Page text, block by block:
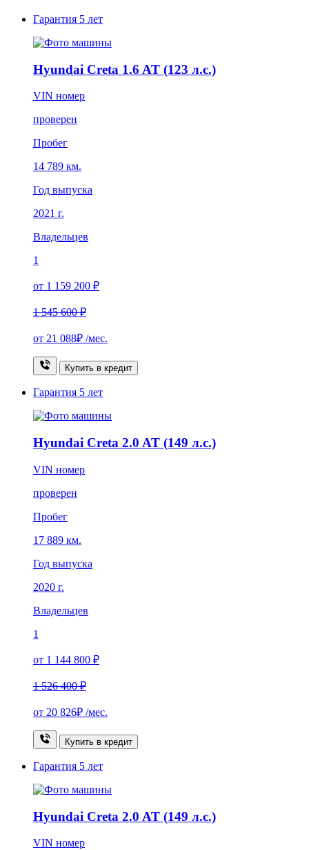
Гарантия 5 лет
Hyundai Creta 1.6 AT (123 л.с.)
VIN номер
проверен
Пробег
14 789 км.
Год выпуска
2021 г.
Владельцев
1
от 1 159 200 ₽
1 545 600 ₽
от 21 088₽ /мес.
Купить в кредит
Гарантия 5 лет
Hyundai Creta 2.0 AT (149 л.с.)
VIN номер
проверен
Пробег
17 889 км.
Год выпуска
2020 г.
Владельцев
1
от 1 144 800 ₽
1 526 400 ₽
от 20 826₽ /мес.
Купить в кредит
Гарантия 5 лет
Hyundai Creta 2.0 AT (149 л.с.)
VIN номер